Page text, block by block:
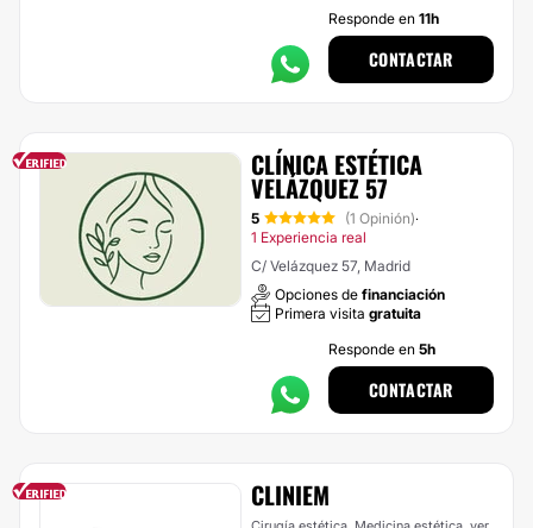
Responde en 11h
CONTACTAR
CLÍNICA ESTÉTICA
VELÁZQUEZ 57
5 (1 Opinión)·
1 Experiencia real
C/ Velázquez 57, Madrid
Opciones de financiación
Primera visita gratuita
Responde en 5h
CONTACTAR
CLINIEM